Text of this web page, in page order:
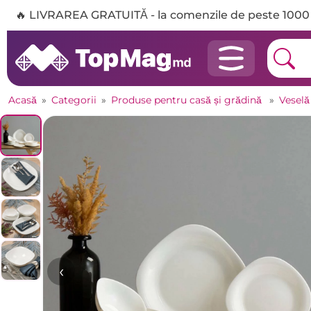
🔥 LIVRAREA GRATUITĂ - la comenzile de peste
Acasă » Categorii » Produse pentru casă și grădină »
‹